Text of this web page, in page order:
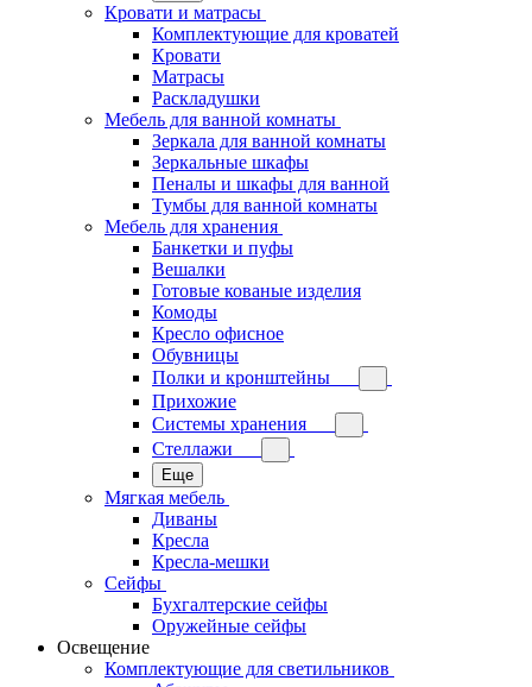
Кровати и матрасы
Комплектующие для кроватей
Кровати
Матрасы
Раскладушки
Мебель для ванной комнаты
Зеркала для ванной комнаты
Зеркальные шкафы
Пеналы и шкафы для ванной
Тумбы для ванной комнаты
Мебель для хранения
Банкетки и пуфы
Вешалки
Готовые кованые изделия
Комоды
Кресло офисное
Обувницы
Полки и кронштейны
Прихожие
Системы хранения
Стеллажи
Еще
Мягкая мебель
Диваны
Кресла
Кресла-мешки
Сейфы
Бухгалтерские сейфы
Оружейные сейфы
Освещение
Комплектующие для светильников